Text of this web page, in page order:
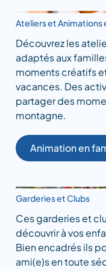
Ateliers et Animations
Découvrez les
adaptés aux
moments créatifs
vacances. Des
partager des
montagne.
Animation en
Garderies et Clubs
Ces garderies et
découvrir à vos
Bien encadrés ils
ami(e)s en toute